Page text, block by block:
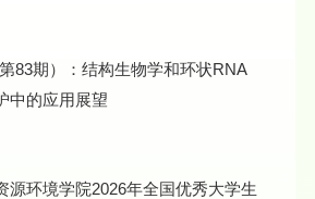
83期）：结构生物学和环状RNA
中的应用展望
源环境学院2026年全国优秀大学生